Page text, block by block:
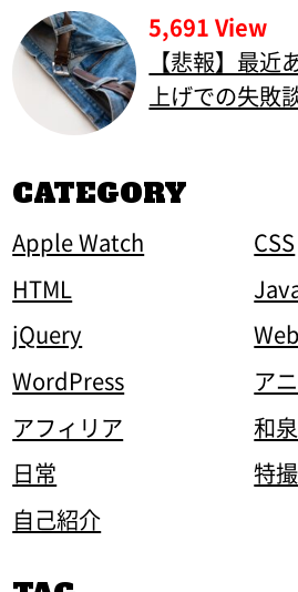
5,691 View
【悲報】最
上げでの失敗
CATEGORY
Apple Watch
CSS
HTML
jQuery
WordPress
ア
アフィリア
和
日常
特撮
自己紹介